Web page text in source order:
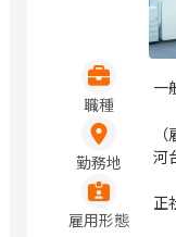
市
番
番
ネ
11
職種
一
勤務地
河
雇用形態
正